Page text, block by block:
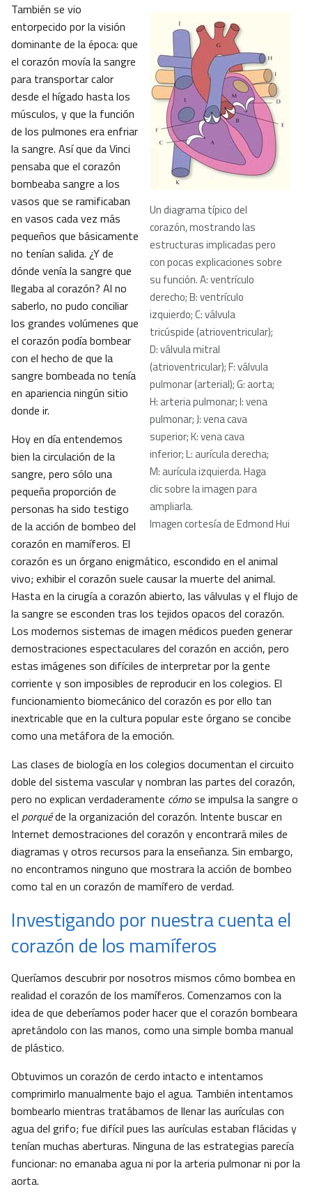
Un diagrama típico del
corazón, mostrando las
estructuras implicadas pero
con pocas explicaciones sobre
su función. A: ventrículo
derecho; B: ventrículo
izquierdo; C: válvula
tricúspide (atrioventricular);
D: válvula mitral
(atrioventricular); F: válvula
pulmonar (arterial); G: aorta;
H: arteria pulmonar; I: vena
pulmonar; J: vena cava
superior; K: vena cava
inferior; L: aurícula derecha;
M: aurícula izquierda. Haga
clic sobre la imagen para
ampliarla.
Imagen cortesía de Edmond Hui
También se vio
entorpecido por la visión
dominante de la época: que
el corazón movía la sangre
para transportar calor
desde el hígado hasta los
músculos, y que la función
de los pulmones era enfriar
la sangre. Así que da Vinci
pensaba que el corazón
bombeaba sangre a los
vasos que se ramificaban
en vasos cada vez más
pequeños que básicamente
no tenían salida. ¿Y de
dónde venía la sangre que
llegaba al corazón? Al no
saberlo, no pudo conciliar
los grandes volúmenes que
el corazón podía bombear
con el hecho de que la
sangre bombeada no tenía
en apariencia ningún sitio
donde ir.
Hoy en día entendemos
bien la circulación de la
sangre, pero sólo una
pequeña proporción de
personas ha sido testigo
de la acción de bombeo del
corazón en mamíferos. El
corazón es un órgano enigmático, escondido en el animal
vivo; exhibir el corazón suele causar la muerte del animal.
Hasta en la cirugía a corazón abierto, las válvulas y el flujo de
la sangre se esconden tras los tejidos opacos del corazón.
Los modernos sistemas de imagen médicos pueden generar
demostraciones espectaculares del corazón en acción, pero
estas imágenes son difíciles de interpretar por la gente
corriente y son imposibles de reproducir en los colegios. El
funcionamiento biomecánico del corazón es por ello tan
inextricable que en la cultura popular este órgano se concibe
como una metáfora de la emoción.
Las clases de biología en los colegios documentan el circuito
doble del sistema vascular y nombran las partes del corazón,
pero no explican verdaderamente cómose impulsa la sangre o
el porquéde la organización del corazón. Intente buscar en
Internet demostraciones del corazón y encontrará miles de
diagramas y otros recursos para la enseñanza. Sin embargo,
no encontramos ninguno que mostrara la acción de bombeo
como tal en un corazón de mamífero de verdad.
Investigando por nuestra cuenta el
corazón de los mamíferos
Queríamos descubrir por nosotros mismos cómo bombea en
realidad el corazón de los mamíferos. Comenzamos con la
idea de que deberíamos poder hacer que el corazón bombeara
apretándolo con las manos, como una simple bomba manual
de plástico.
Obtuvimos un corazón de cerdo intacto e intentamos
comprimirlo manualmente bajo el agua. También intentamos
bombearlo mientras tratábamos de llenar las aurículas con
agua del grifo; fue difícil pues las aurículas estaban flácidas y
tenían muchas aberturas. Ninguna de las estrategias parecía
funcionar: no emanaba agua ni por la arteria pulmonar ni por la
aorta.